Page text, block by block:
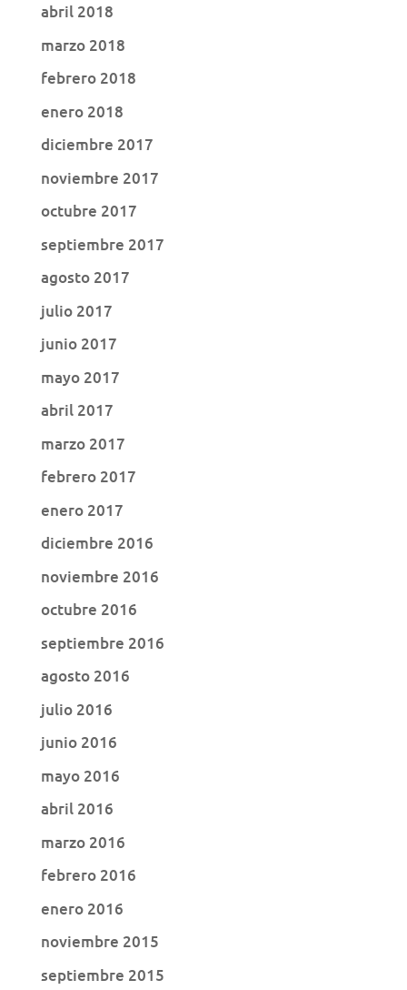
abril 2018
marzo 2018
febrero 2018
enero 2018
diciembre 2017
noviembre 2017
octubre 2017
septiembre 2017
agosto 2017
julio 2017
junio 2017
mayo 2017
abril 2017
marzo 2017
febrero 2017
enero 2017
diciembre 2016
noviembre 2016
octubre 2016
septiembre 2016
agosto 2016
julio 2016
junio 2016
mayo 2016
abril 2016
marzo 2016
febrero 2016
enero 2016
noviembre 2015
septiembre 2015